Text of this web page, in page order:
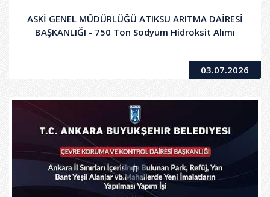
ASKİ GENEL MÜDÜRLÜĞÜ ATIKSU ARITMA DAİRESİ
BAŞKANLIĞI - 750 Ton Sodyum Hidroksit Alımı
03.07.2026